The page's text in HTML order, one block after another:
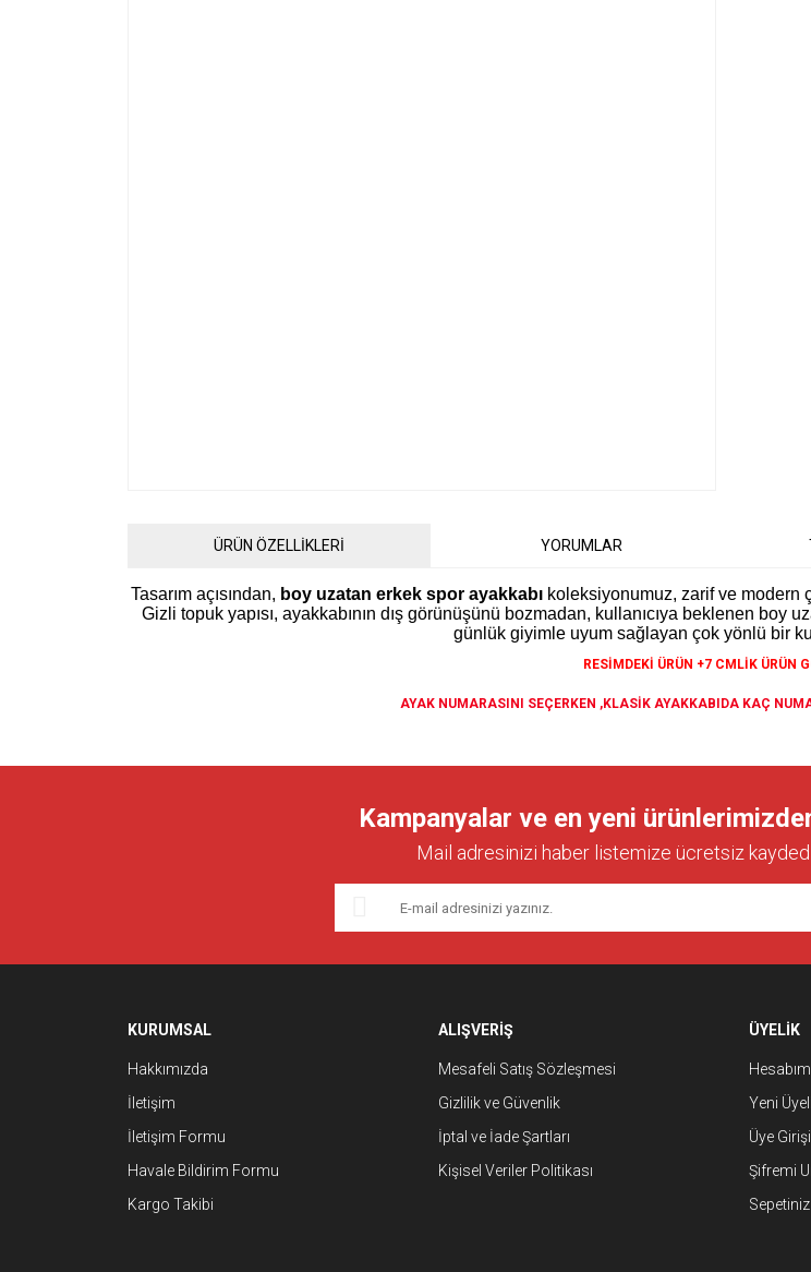
ÜRÜN ÖZELLİKLERİ YORUMLAR
Tasarım açısından, boy uzatan erkek spor ayakkabı koleksiyonumuz, zarif ve modern
Gizli topuk yapısı, ayakkabının dış görünüşünü bozmadan, kullanıcıya beklenen
günlük giyimle uyum sağlayan çok yönlü bir
RESİMDEKİ ÜRÜN +7 CMLİK ÜRÜN
AYAK NUMARASINI SEÇERKEN ,KLASİK AYAKKABIDA KAÇ
Yorum Yaz
Ürün resmi kalitesiz, bozuk veya görüntülenemiyor.
Gönder
Kampanyalar ve en yeni
Mail adresinizi haber listemize ücretsiz
KURUMSAL
Hakkımızda
İletişim
İletişim Formu
Havale Bildirim Formu
Kargo Takibi
ALIŞVERİŞ
Mesafeli Satış Sözleşmesi
Gizlilik ve Güvenlik
İptal ve İade Şartları
Kişisel Veriler Politikası
ÜYELİK
Hesabım
Yeni
Üye Girişi
Şifremi
Sepetiniz